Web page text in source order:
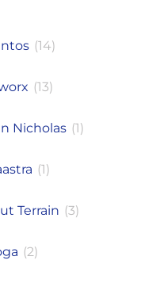
(14)
(13)
Nicholas (1)
(1)
Terrain (3)
(2)